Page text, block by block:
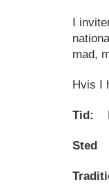
I
mad,
Hvis I
Tid:
Sted